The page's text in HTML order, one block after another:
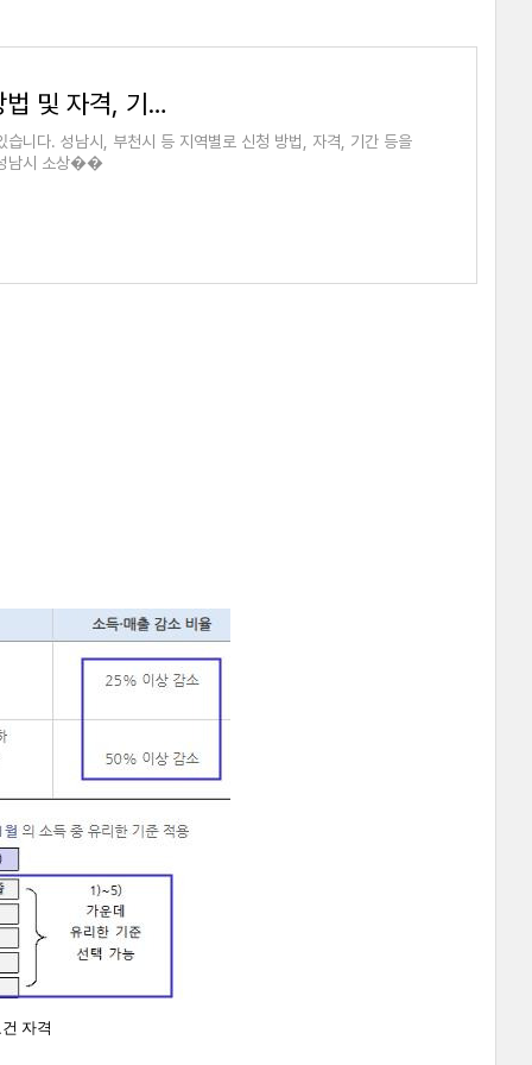
경기도 소상공인 재난 지원금 신청 방법 및 자격, 기간(성남시, 부천시)
니다. 성남시, 부천시 등 지역별로 신청 방법, 자격, 기간 등을
성남시 소상��
자격